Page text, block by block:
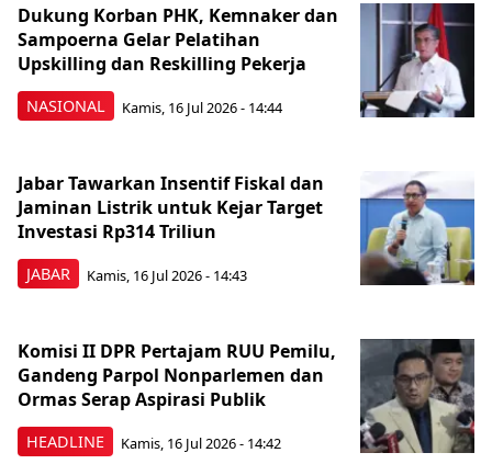
NASIONAL
Dukung Korban PHK, Kemnaker dan
Sampoerna Gelar Pelatihan
Upskilling dan Reskilling Pekerja
Kamis, 16 Jul 2026 - 14:44
JABAR
Jabar Tawarkan Insentif Fiskal dan
Jaminan Listrik untuk Kejar Target
Investasi Rp314 Triliun
Kamis, 16 Jul 2026 - 14:43
HEADLINE
Komisi II DPR Pertajam RUU Pemilu,
Gandeng Parpol Nonparlemen dan
Ormas Serap Aspirasi Publik
Kamis, 16 Jul 2026 - 14:42